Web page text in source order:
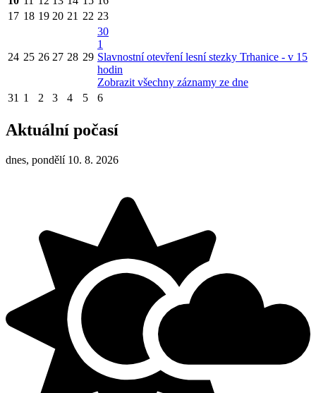
17 18 19 20 21 22 23
24 25 26 27 28 29
30
1
Slavnostní otevření lesní stezky Trhanice - v 15
hodin
Zobrazit všechny záznamy ze dne
31 1 2 3 4 5 6
Aktuální počasí
dnes, pondělí 10. 8. 2026